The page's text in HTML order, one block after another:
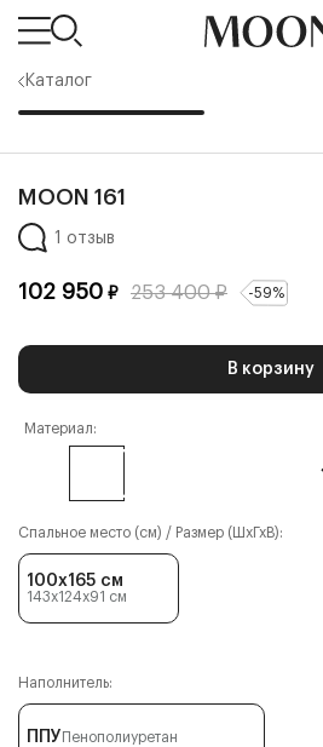
Каталог
MOON 161
1 отзыв
102 950 ₽ 253 400₽ -59%
В корзину
Материал:
Спальное место (см) / Размер (ШхГхВ):
100x165 см
143x124x91 см
Наполнитель:
ППУ Пенополиуретан